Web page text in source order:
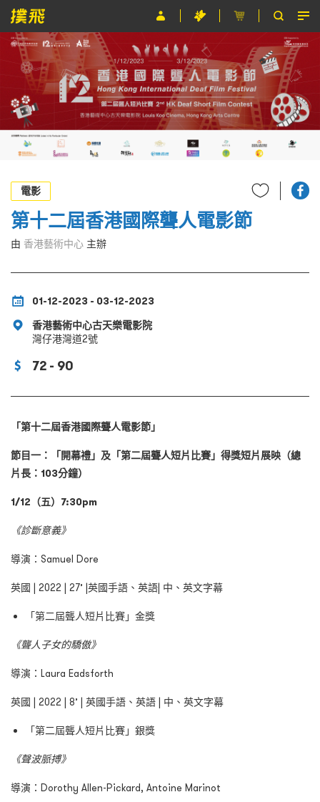
節目
主辦單位
關於撲飛
條款及細則
EN
電影
第十二屆香港國際聾人電影節
由 香港藝術中心 主辦
01-12-2023 - 03-12-2023
香港藝術中心古天樂電影院
灣仔港灣道2號
72 - 90
「第十二屆香港國際聾人電影節」
節目一：「開幕禮」及「第二屆聾人短片比賽」得獎短片展映（總
片長：103分鐘）
1/12（五）7:30pm
《診斷意義》
導演：Samuel Dore
英國 | 2022 | 27’ |英國手語、英語| 中、英文字幕
「第二屆聾人短片比賽」金獎
《聾人子女的驕傲》
導演：Laura Eadsforth
英國 | 2022 | 8’ | 英國手語、英語 | 中、英文字幕
「第二屆聾人短片比賽」銀獎
《聲波脈搏》
導演：Dorothy Allen-Pickard, Antoine Marinot